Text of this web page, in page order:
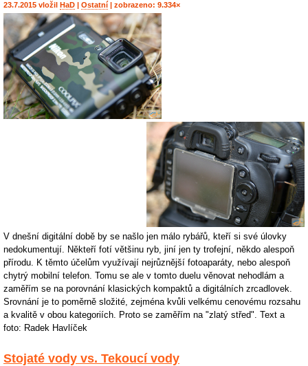
23.7.2015 vložil HaD | Ostatní | zobrazeno: 9.334×
V dnešní digitální době by se našlo jen málo rybářů, kteří si své úlovky
nedokumentují. Někteří fotí většinu ryb, jiní jen ty trofejní, někdo alespoň
přírodu. K těmto účelům využívají nejrůznější fotoaparáty, nebo alespoň
chytrý mobilní telefon. Tomu se ale v tomto duelu věnovat nehodlám a
zaměřím se na porovnání klasických kompaktů a digitálních zrcadlovek.
Srovnání je to poměrně složité, zejména kvůli velkému cenovému rozsahu
a kvalitě v obou kategoriích. Proto se zaměřím na "zlatý střed". Text a
foto: Radek Havlíček
Stojaté vody vs. Tekoucí vody